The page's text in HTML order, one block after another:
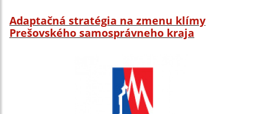
Adaptačná stratégia na zmenu klímy
Prešovského samosprávneho kraja